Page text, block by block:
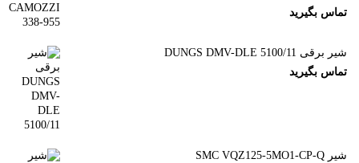
تماس بگیرید
شیر برقی DUNGS DMV-DLE 5100/11
تماس بگیرید
شیر SMC VQZ125-5MO1-CP-Q